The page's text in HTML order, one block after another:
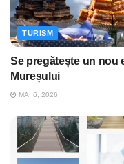
TURISM
Se pregătește un nou
Mureșului
MAI 6, 2026